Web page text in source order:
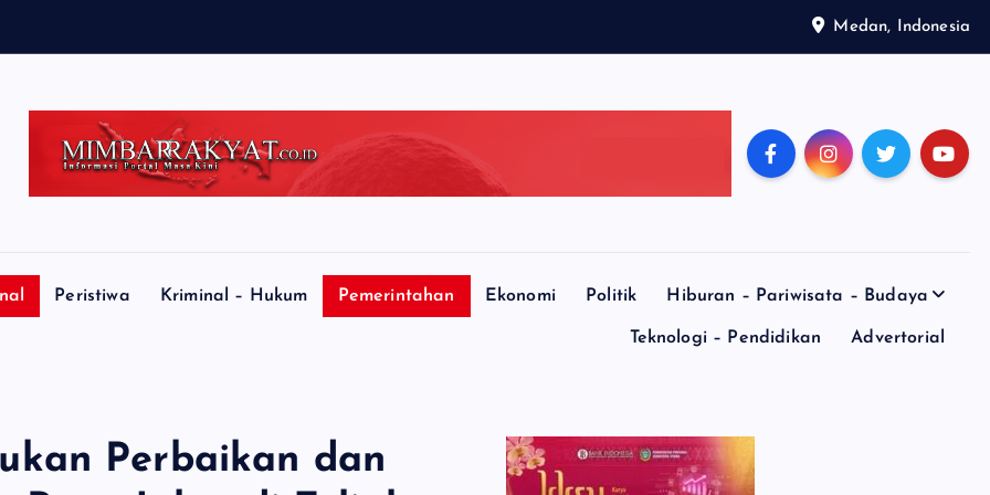
Medan, Indonesia
Peristiwa Kriminal – Hukum Pemerintahan Ekonomi Politik Hiburan – Pariwisata – Budaya
Teknologi – Pendidikan Advertorial
Perbaikan dan